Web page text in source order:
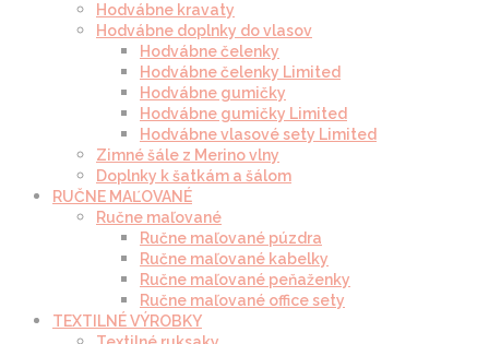
Hodvábne kravaty
Hodvábne doplnky do vlasov
Hodvábne čelenky
Hodvábne čelenky Limited
Hodvábne gumičky
Hodvábne gumičky Limited
Hodvábne vlasové sety Limited
Zimné šále z Merino vlny
Doplnky k šatkám a šálom
RUČNE MAĽOVANÉ
Ručne maľované
Ručne maľované púzdra
Ručne maľované kabelky
Ručne maľované peňaženky
Ručne maľované office sety
TEXTILNÉ VÝROBKY